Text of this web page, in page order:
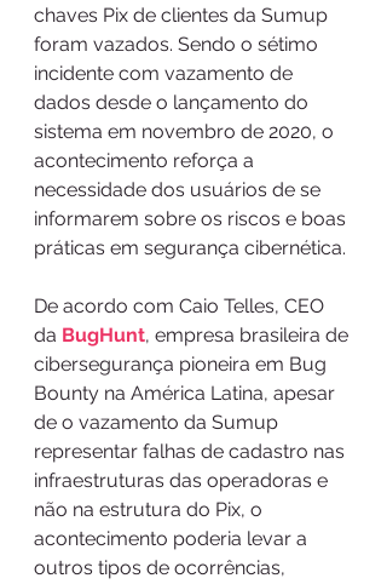
chaves Pix de clientes da Sumup
foram vazados. Sendo o sétimo
incidente com vazamento de
dados desde o lançamento do
sistema em novembro de 2020, o
acontecimento reforça a
necessidade dos usuários de se
informarem sobre os riscos e boas
práticas em segurança cibernética.
De acordo com Caio Telles, CEO
da BugHunt, empresa brasileira de
cibersegurança pioneira em Bug
Bounty na América Latina, apesar
de o vazamento da Sumup
representar falhas de cadastro nas
infraestruturas das operadoras e
não na estrutura do Pix, o
acontecimento poderia levar a
outros tipos de ocorrências,